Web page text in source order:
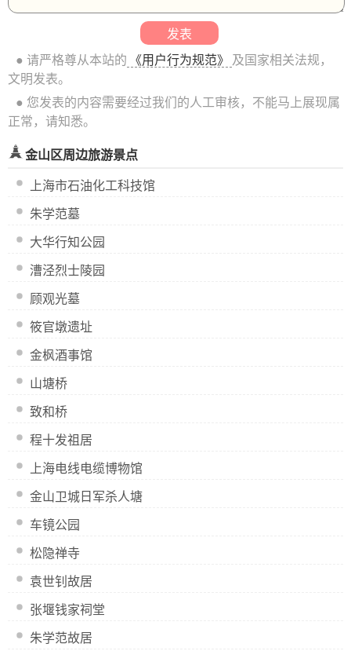
● 请严格尊从本站的 《用户行为规范》
及国家相关法规，
文明发表。
● 您发表的内容需要经过我们的人工审核，不能马上展现属
正常，请知悉。
金山区周边旅游景点
上海市石油化工科技馆
朱学范墓
大华行知公园
漕泾烈士陵园
顾观光墓
筱官墩遗址
金枫酒事馆
山塘桥
致和桥
程十发祖居
上海电线电缆博物馆
金山卫城日军杀人塘
车镜公园
松隐禅寺
袁世钊故居
张堰钱家祠堂
朱学范故居